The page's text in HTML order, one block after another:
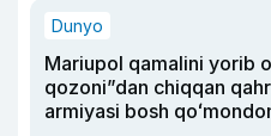
Dunyo
Mariupol qamalini yorib
qozoni”dan chiqqan
armiyasi bosh